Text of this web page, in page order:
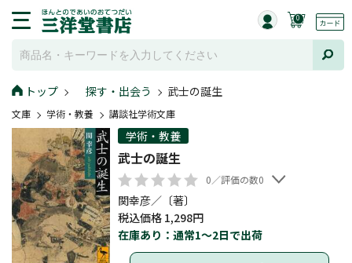
0
トップ 探す・出会う 武士の誕生
文庫 学術・教養 講談社学術文庫
学術・教養
武士の誕生
0／評価の数0
関幸彦／〔著〕
税込価格 1,298円
在庫あり：通常1～2日で出荷